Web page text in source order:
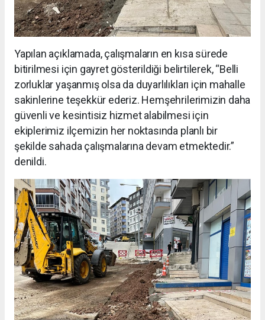
Yapılan açıklamada, çalışmaların en kısa sürede
bitirilmesi için gayret gösterildiği belirtilerek, “Belli
zorluklar yaşanmış olsa da duyarlılıkları için mahalle
sakinlerine teşekkür ederiz. Hemşehrilerimizin daha
güvenli ve kesintisiz hizmet alabilmesi için
ekiplerimiz ilçemizin her noktasında planlı bir
şekilde sahada çalışmalarına devam etmektedir.”
denildi.